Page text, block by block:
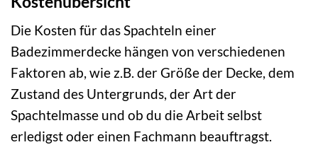
Die Kosten für das Spachteln einer
Badezimmerdecke hängen von verschiedenen
Faktoren ab, wie z.B. der Größe der Decke, dem
Zustand des Untergrunds, der Art der
Spachtelmasse und ob du die Arbeit selbst
erledigst oder einen Fachmann beauftragst.